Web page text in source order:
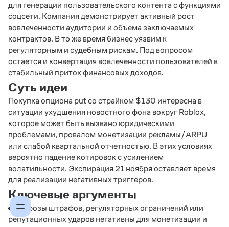
для генерации пользовательского контента с функциями
соцсети. Компания демонстрирует активный рост
вовлеченности аудитории и объема заключаемых
контрактов. В то же время бизнес уязвим к
регуляторным и судебным рискам. Под вопросом
остается и конвертация вовлеченности пользователей в
стабильный приток финансовых доходов.
Суть идеи
Покупка опциона put со страйком $130 интересна в
ситуации ухудшения новостного фона вокруг Roblox,
которое может быть вызвано юридическими
проблемами, провалом монетизации рекламы/ARPU
или слабой квартальной отчетностью. В этих условиях
вероятно падение котировок с усилением
волатильности. Экспирация 21 ноября оставляет время
для реализации негативных триггеров.
Ключевые аргументы
Угрозы штрафов, регуляторных ограничений или
репутационных ударов негативны для монетизации и